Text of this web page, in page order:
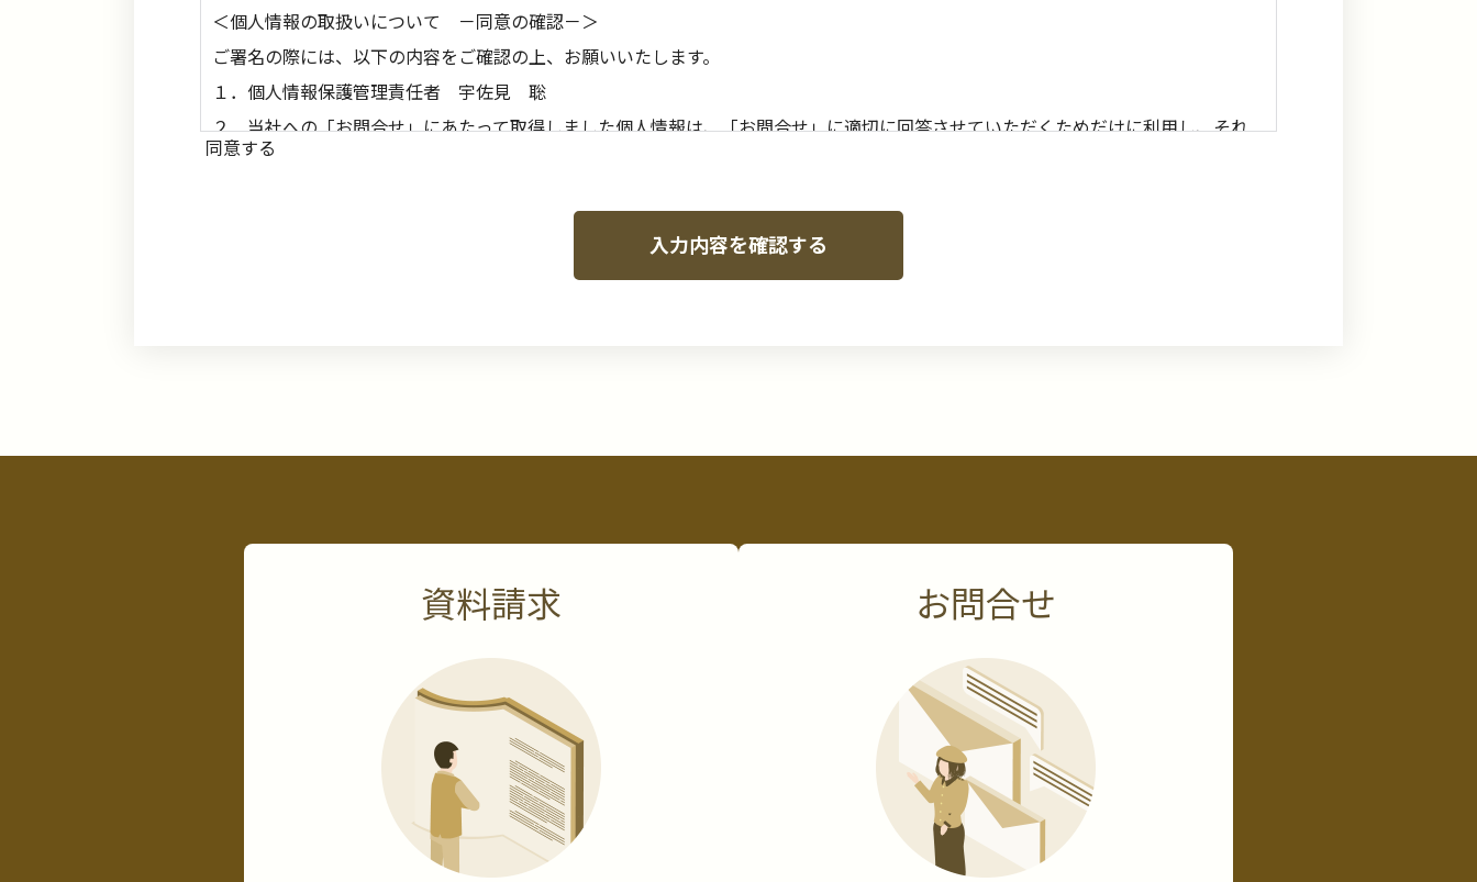
＜個人情報の取扱いについて －同意の確認－＞
ご署名の際には、以下の内容をご確認の上、お願いいたします。
１．個人情報保護管理責任者 宇佐見 聡
２．当社への「お問合せ」にあたって取得しました個人情報は、「お問合せ」に適切に回答させていただくためだけに利用し、それ
以外の目的では利用いたしません。
４．弊社は、一定の個人情報保護基準を満たす業務委託先に、お客様の個人情報の処理を委託することがあります。
E-MAIL：privacy@safety-bell.com
当社における個人情報の取扱いに関する詳細は、当社ホームページ
https://www.safety-bell.com/privacypolicy
同意する
入力内容を確認する
資料請求 お問合せ